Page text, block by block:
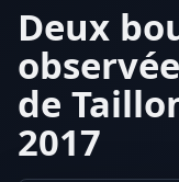
Deux
de
2017